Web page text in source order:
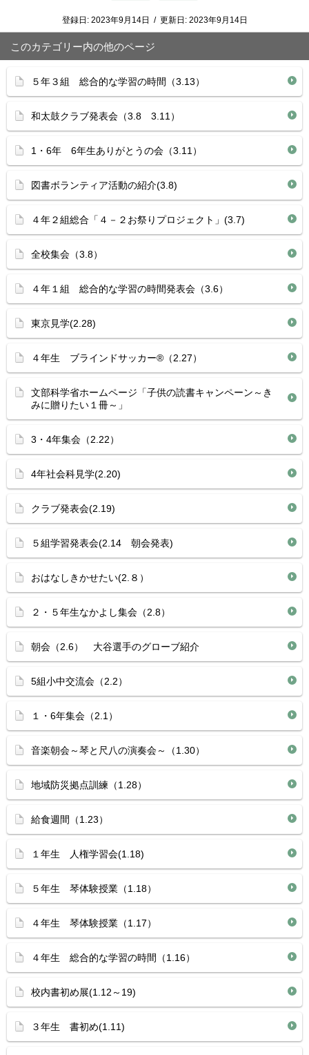
登録日: 2023年9月14日 / 更新日: 2023年9月14日
このカテゴリー内の他のページ
５年３組 総合的な学習の時間（3.13）
和太鼓クラブ発表会（3.8 3.11）
1・6年 6年生ありがとうの会（3.11）
図書ボランティア活動の紹介(3.8)
４年２組総合「４－２お祭りプロジェクト」(3.7)
全校集会（3.8）
４年１組 総合的な学習の時間発表会（3.6）
東京見学(2.28)
４年生 ブラインドサッカー®（2.27）
文部科学省ホームページ「子供の読書キャンペーン～き
みに贈りたい１冊～」
3・4年集会（2.22）
4年社会科見学(2.20)
クラブ発表会(2.19)
５組学習発表会(2.14 朝会発表)
おはなしきかせたい(2.８）
２・５年生なかよし集会（2.8）
朝会（2.6） 大谷選手のグローブ紹介
5組小中交流会（2.2）
１・6年集会（2.1）
音楽朝会～琴と尺八の演奏会～（1.30）
地域防災拠点訓練（1.28）
給食週間（1.23）
１年生 人権学習会(1.18)
５年生 琴体験授業（1.18）
４年生 琴体験授業（1.17）
４年生 総合的な学習の時間（1.16）
校内書初め展(1.12～19)
３年生 書初め(1.11)